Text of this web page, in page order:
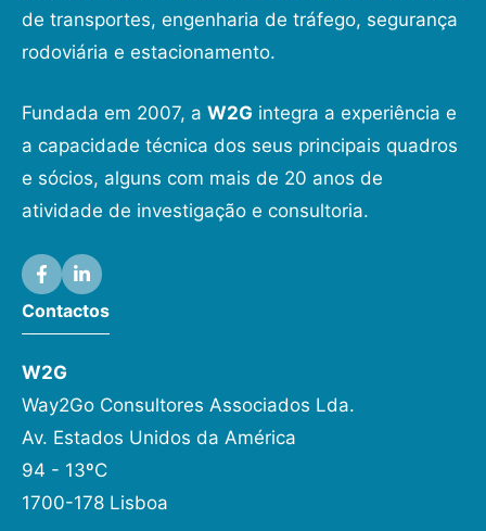
de transportes, engenharia de tráfego, segurança
rodoviária e estacionamento.
Fundada em 2007, a W2G integra a experiência e
a capacidade técnica dos seus principais quadros
e sócios, alguns com mais de 20 anos de
atividade de investigação e consultoria.
Contactos
W2G
Way2Go Consultores Associados Lda.
Av. Estados Unidos da América
94 - 13ºC
1700-178 Lisboa